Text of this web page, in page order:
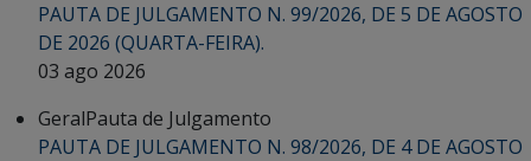
PAUTA DE JULGAMENTO N. 99/2026, DE 5 DE AGOSTO
DE 2026 (QUARTA-FEIRA).
03 ago 2026
GeralPauta de Julgamento
PAUTA DE JULGAMENTO N. 98/2026, DE 4 DE AGOSTO